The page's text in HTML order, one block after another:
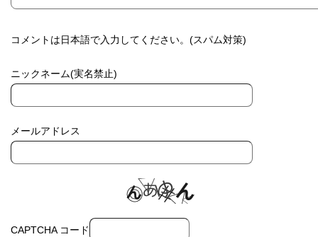
コメントは日本語で入力してください。(スパム対策)
ニックネーム(実名禁止)
メールアドレス
CAPTCHA コード